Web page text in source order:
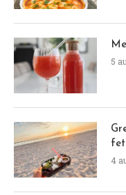
5
4